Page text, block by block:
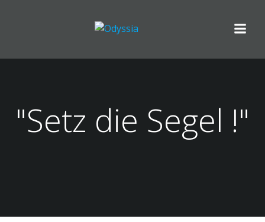
springen
"Setz die Segel !"